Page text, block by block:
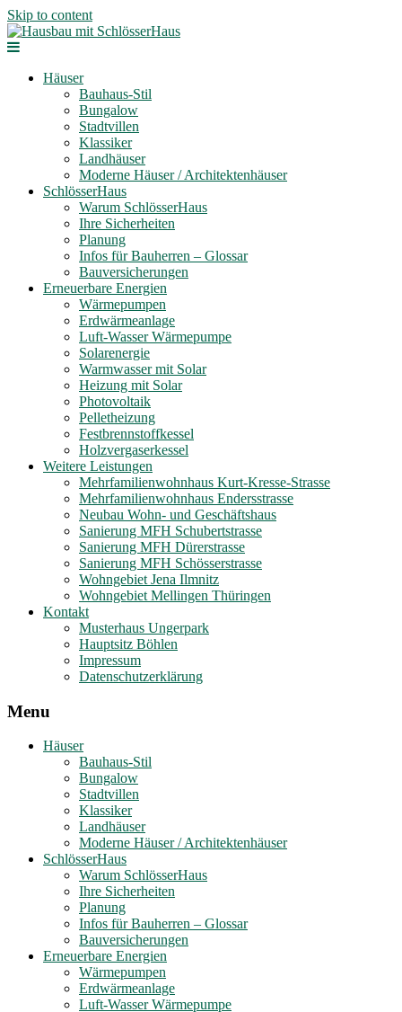
Skip to content
Häuser
Bauhaus-Stil
Bungalow
Stadtvillen
Klassiker
Landhäuser
Moderne Häuser / Architektenhäuser
SchlösserHaus
Warum SchlösserHaus
Ihre Sicherheiten
Planung
Infos für Bauherren – Glossar
Bauversicherungen
Erneuerbare Energien
Wärmepumpen
Erdwärmeanlage
Luft-Wasser Wärmepumpe
Solarenergie
Warmwasser mit Solar
Heizung mit Solar
Photovoltaik
Pelletheizung
Festbrennstoffkessel
Holzvergaserkessel
Weitere Leistungen
Mehrfamilienwohnhaus Kurt-Kresse-Strasse
Mehrfamilienwohnhaus Endersstrasse
Neubau Wohn- und Geschäftshaus
Sanierung MFH Schubertstrasse
Sanierung MFH Dürerstrasse
Sanierung MFH Schösserstrasse
Wohngebiet Jena Ilmnitz
Wohngebiet Mellingen Thüringen
Kontakt
Musterhaus Ungerpark
Hauptsitz Böhlen
Impressum
Datenschutzerklärung
Menu
Häuser
Bauhaus-Stil
Bungalow
Stadtvillen
Klassiker
Landhäuser
Moderne Häuser / Architektenhäuser
SchlösserHaus
Warum SchlösserHaus
Ihre Sicherheiten
Planung
Infos für Bauherren – Glossar
Bauversicherungen
Erneuerbare Energien
Wärmepumpen
Erdwärmeanlage
Luft-Wasser Wärmepumpe